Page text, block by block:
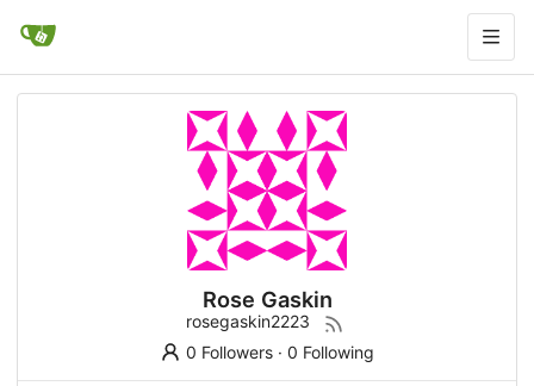
Rose Gaskin
rosegaskin2223
0 Followers· 0 Following